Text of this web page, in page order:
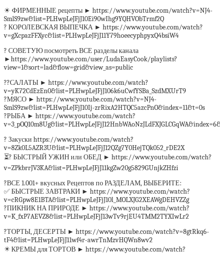
☀ ФИРМЕННЫЕ рецепты ► https://www.youtube.com/watch?v=NJ4-
SmlS9zw&list=PLHwpLeJFjJ10Ei90wIhg9YQHVObTrmf2Q
? КОРОЛЕВСКАЯ ВЫПЕЧКА ► https://www.youtube.com/watch?
v=gXcpazFFXyc&list=PLHwpLeJFjJ11Y79hoeecyphpyxQ4bsiW4
? СОВЕТУЮ посмотреть ВСЕ разделы канала
►https://www.youtube.com/user/LudaEasyCook/playlists?
view=1&sort=lad&flow=grid&view_as=public
??САЛАТЫ ► https://www.youtube.com/watch?
v=yK72CdEzEn0&list=PLHwpLeJFjJ106k6uCwfYSBa_SzdMXUrT9
?МЯСО ► https://www.youtube.com/watch?v=NJ4-
SmlS9zw&list=PLHwpLeJFjJ10Ij-zrRixA2HTQC5azcPnO&index=11&t=0s
?РЫБА ► https://www.youtube.com/watch?
? Закуски https://www.youtube.com/watch?
v=8Zk0L5AZR3U&list=PLHwpLeJFjJ12QZg7Y0HejTQk052_rDE2X
⏳? БЫСТРЫЙ УЖИН или ОБЕД ► https://www.youtube.com/watch?
v=ZPkbrrJV3KA&list=PLHwpLeJFjJ11kgZw20g5829GUnjkZHfzi
?ВСЕ 1.001+ вкусных Рецептов по РАЗДЕЛАМ, ВЫБЕРИТЕ:
✅ БЫСТРЫЕ ЗАВТРАКИ ► https://www.youtube.com/watch?
v=cRGpw8E1BTA&list=PLHwpLeJFjJ10l_MOLXJG2XEAWgDEHVZZg
?ПИКНИК НА ПРИРОДЕ ► https://www.youtube.com/watch?
v=K_fxP7AEVZ8&list=PLHwpLeJFjJ13wTv9rjEU4TMM2TYXIwLr2
?ТОРТЫ, ДЕСЕРТЫ ► https://www.youtube.com/watch?v=8gtRkq6-
tF4&list=PLHwpLeJFjJ11wf4r-awrTnMzvHQWn8wv2
✴️ КРЕМЫ для ТОРТОВ ► https://www.youtube.com/watch?